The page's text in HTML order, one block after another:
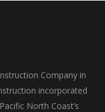
Company in
incorporated
North Coast’s